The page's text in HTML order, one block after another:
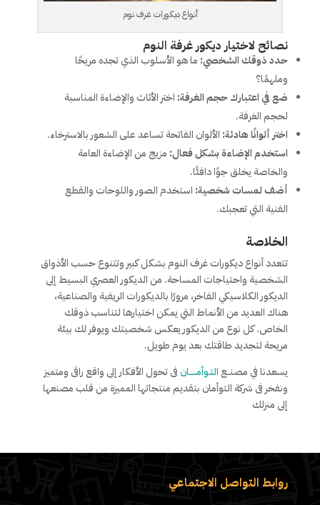
أنواع ديكورات غرف نوم
نصائح لاختيار ديكور غرفة النوم
حدد ذوقك الشخصي: ما هو الأسلوب الذي تجده مريحًا
وملهمًا؟
ضع في اعتبارك حجم الغرفة: اختر الأثاث والإضاءة المناسبة
لحجم الغرفة.
اختر ألوانًا هادئة: الألوان الفاتحة تساعد على الشعور بالاسترخاء.
استخدم الإضاءة بشكل فعال: مزيج من الإضاءة العامة
والخاصة يخلق جوًا دافئًا.
أضف لمسات شخصية: استخدم الصور واللوحات والقطع
الفنية التي تعجبك.
الخلاصة
تتعدد أنواع ديكورات غرف النوم بشكل كبير وتتنوع حسب الأذواق
الشخصية واحتياجات المساحة. من الديكور العصري البسيط إلى
الديكور الكلاسيكي الفاخر، مرورًا بالديكورات الريفية والصناعية،
هناك العديد من الأنماط التي يمكن اختيارها لتناسب ذوقك
الخاص. كل نوع من الديكور يعكس شخصيتك ويوفر لك بيئة
مريحة لتجديد طاقتك بعد يوم طويل.
يسعدنا في مصنــع التـوأمـــــانفى تحول الأفكار إلى واقع راقى ومتميز
ونفخر فى شركة التوأمان بتقديم منتجاتها المميزة من قلب مصنعها
إلى منزلك
روابط التواصل الاجتماعي